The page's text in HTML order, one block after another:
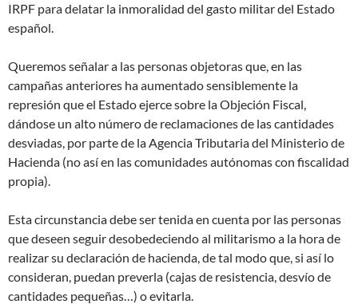
IRPF para delatar la inmoralidad del gasto militar del Estado
español.
Queremos señalar a las personas objetoras que, en las
campañas anteriores ha aumentado sensiblemente la
represión que el Estado ejerce sobre la Objeción Fiscal,
dándose un alto número de reclamaciones de las cantidades
desviadas, por parte de la Agencia Tributaria del Ministerio de
Hacienda (no así en las comunidades autónomas con fiscalidad
propia).
Esta circunstancia debe ser tenida en cuenta por las personas
que deseen seguir desobedeciendo al militarismo a la hora de
realizar su declaración de hacienda, de tal modo que, si así lo
consideran, puedan preverla (cajas de resistencia, desvío de
cantidades pequeñas…) o evitarla.